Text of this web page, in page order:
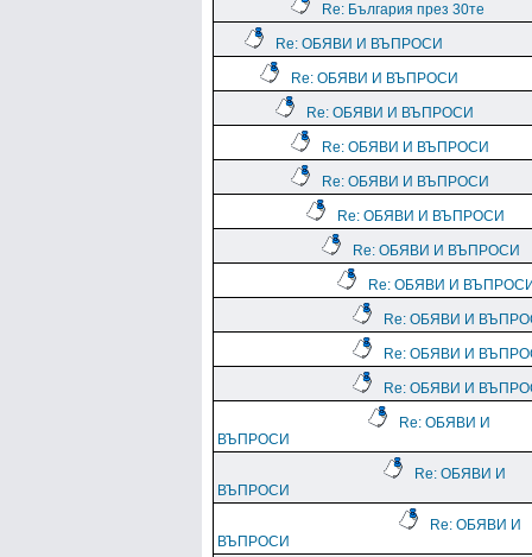
Re: България през 30те
Re: ОБЯВИ И ВЪПРОСИ
Re: ОБЯВИ И ВЪПРОСИ
Re: ОБЯВИ И ВЪПРОСИ
Re: ОБЯВИ И ВЪПРОСИ
Re: ОБЯВИ И ВЪПРОСИ
Re: ОБЯВИ И ВЪПРОСИ
Re: ОБЯВИ И ВЪПРОСИ
Re: ОБЯВИ И
Re: ОБЯВИ И
Re: ОБЯВИ И
Re: ОБЯВИ И
Re: ОБЯВИ И
ВЪПРОСИ
Re: ОБЯВИ И
ВЪПРОСИ
Re: ОБЯВИ И
ВЪПРОСИ